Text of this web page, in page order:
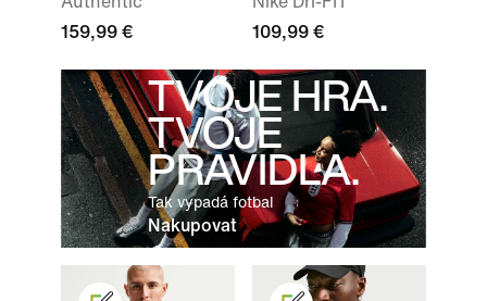
159,99 €
109,99 €
TVOJE HRA.
TVOJE
PRAVIDLA.
Tak vypadá fotbal
Nakupovat